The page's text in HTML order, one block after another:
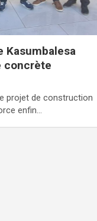
Kasumbalesa
concrète
projet de construction
enfin…